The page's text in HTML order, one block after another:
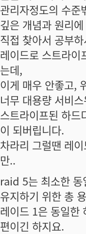
관리자정도의 수준
깊은 개념과 원리
직접 찾아서 공부
레이드로 스트라이
는데,
이게 매우 안좋고,
너무 대용량 서비
스트라이프된 하드
이 되버립니다.
차라리 그럴땐 레
만..
raid 5는 최소한 동
유지하기 위한 총
레이드 1은 동일한
편이긴 하지요.